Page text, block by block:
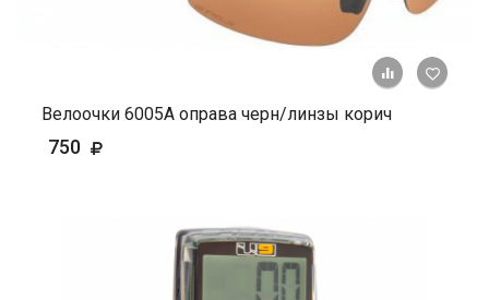
+ К
Велоочки 6005А оправа черн/линзы корич
750